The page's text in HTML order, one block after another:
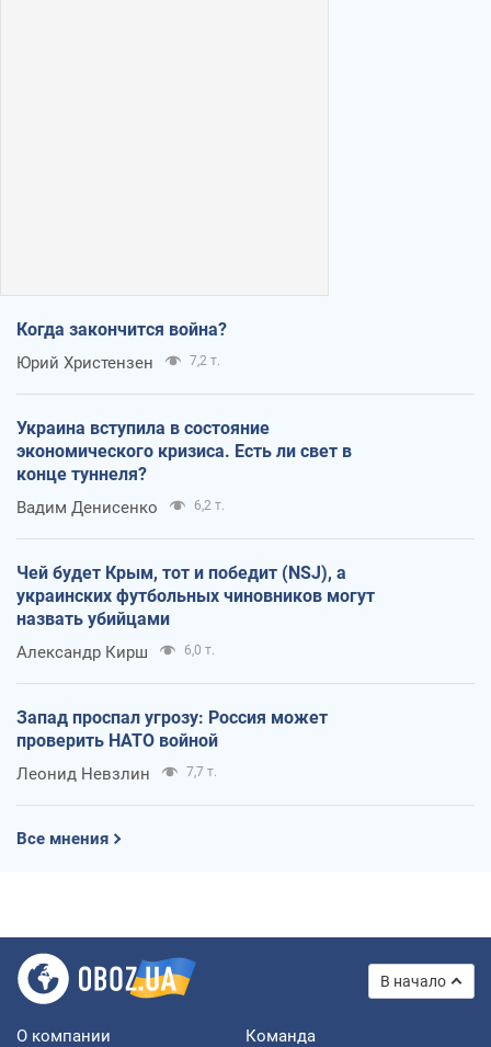
Когда закончится война?
Юрий Христензен 7,2 т.
Украина вступила в состояние
экономического кризиса. Есть ли свет в
конце туннеля?
Вадим Денисенко 6,2 т.
Чей будет Крым, тот и победит (NSJ), а
украинских футбольных чиновников могут
назвать убийцами
Александр Кирш 6,0 т.
Запад проспал угрозу: Россия может
проверить НАТО войной
Леонид Невзлин 7,7 т.
Все мнения
В начало
О компании Команда